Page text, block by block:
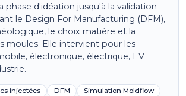
phase d'idéation jusqu'à la validation
le Design For Manufacturing (DFM),
le choix matière et la
moules. Elle intervient pour les
électronique, électrique, EV
injectées DFM
Simulation Moldflow